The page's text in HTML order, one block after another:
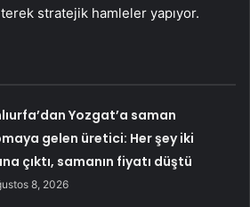
stratejik hamleler yapıyor.
Yozgat’a saman
gelen üretici: Her şey iki
çıktı, samanın fiyatı düştü
8, 2026